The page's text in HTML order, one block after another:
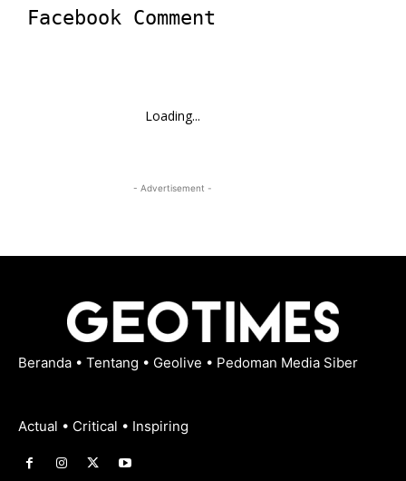
Facebook Comment
Loading...
- Advertisement -
Beranda • Tentang • Geolive • Pedoman Media Siber
Actual • Critical • Inspiring